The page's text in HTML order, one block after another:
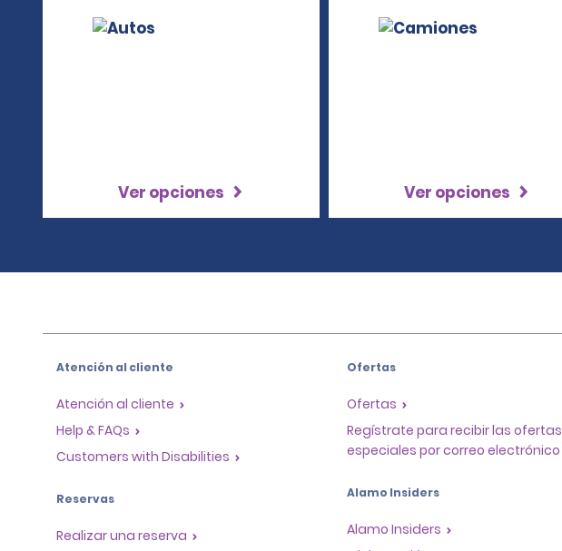
Ver opciones Ver opciones
Atención al cliente
Atención al cliente
Help & FAQs
Customers with Disabilities
Reservas
Realizar una reserva
Ofertas
Ofertas
Regístrate para recibir las ofertas
especiales por correo electrónico
Alamo Insiders
Alamo Insiders